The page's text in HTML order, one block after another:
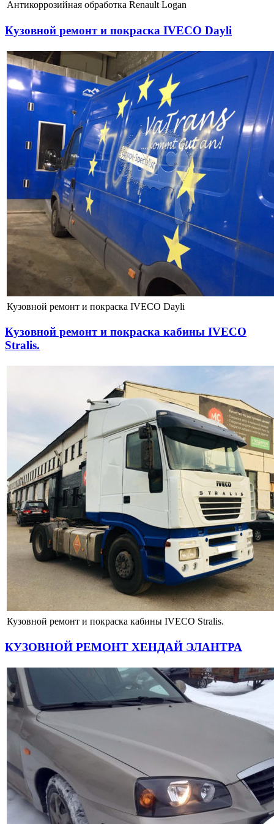
Антикоррозийная обработка Renault Logan
Кузовной ремонт и покраска IVECO Dayli
Кузовной ремонт и покраска IVECO Dayli
Кузовной ремонт и покраска кабины IVECO
Stralis.
Кузовной ремонт и покраска кабины IVECO Stralis.
КУЗОВНОЙ РЕМОНТ ХЕНДАЙ ЭЛАНТРА